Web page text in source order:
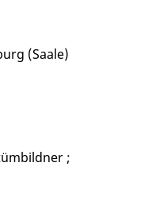
(Saale)
;